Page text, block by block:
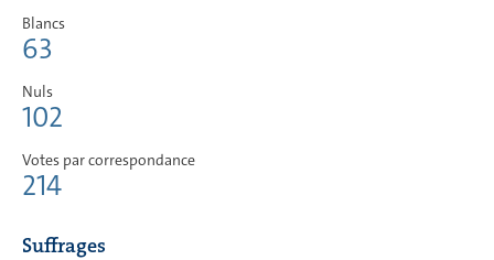
Blancs
63
Nuls
102
Votes par correspondance
214
Suffrages